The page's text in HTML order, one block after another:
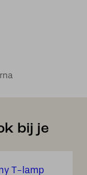
bij je